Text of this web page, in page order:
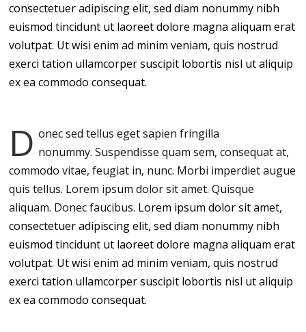
consectetuer adipiscing elit, sed diam nonummy nibh
euismod tincidunt ut laoreet dolore magna aliquam erat
volutpat. Ut wisi enim ad minim veniam, quis nostrud
exerci tation ullamcorper suscipit lobortis nisl ut aliquip
ex ea commodo consequat.
D onec sed tellus eget sapien fringilla
nonummy.Suspendisse quam sem, consequat at,
commodo vitae, feugiat in, nunc. Morbi imperdiet augue
quis tellus. Lorem ipsum dolor sit amet. Quisque
aliquam. Donec faucibus. Lorem ipsum dolor sit amet,
consectetuer adipiscing elit, sed diam nonummy nibh
euismod tincidunt ut laoreet dolore magna aliquam erat
volutpat. Ut wisi enim ad minim veniam, quis nostrud
exerci tation ullamcorper suscipit lobortis nisl ut aliquip
ex ea commodo consequat.